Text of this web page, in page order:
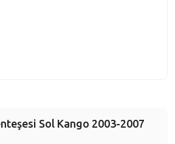
Sol Kango 2003-2007